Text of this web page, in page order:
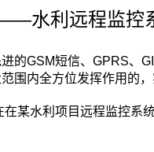
水利远程监控
的GSM短信、GPRS、
围内全方位发挥作用的
在某水利项目远程监控系